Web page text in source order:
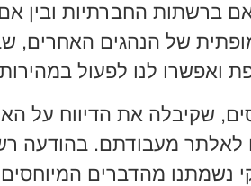
ברשתות החברתיות ובין
של הנהגים האחרים,
ואפשרו לנו לפעול
שקיבלה את הדיווח על
לאלתר מעבודתם.
נשמתנו מהדברים